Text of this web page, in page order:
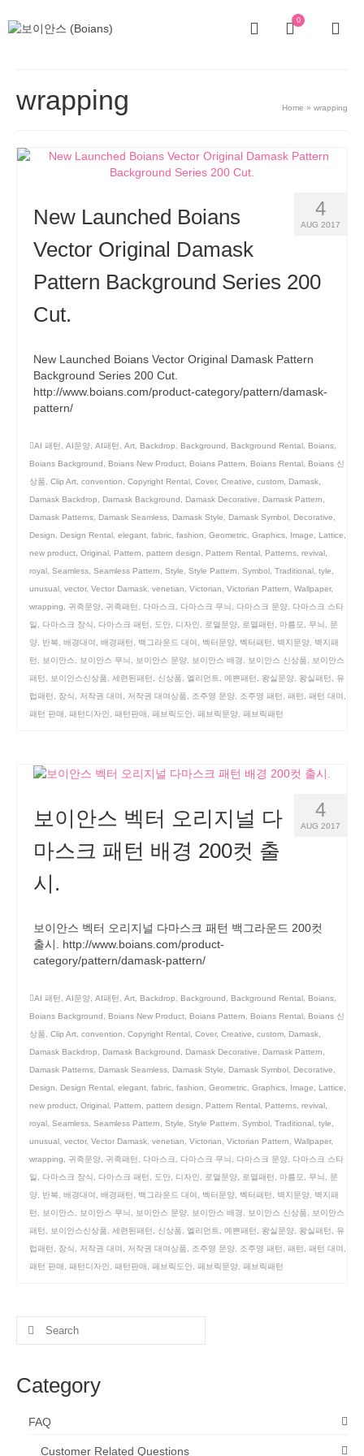
0
wrapping Home » wrapping
4
AUG 2017
New Launched Boians
Vector Original Damask
Pattern Background Series 200
Cut.
New Launched Boians Vector Original Damask Pattern
Background Series 200 Cut.
http://www.boians.com/product-category/pattern/damask-
pattern/
AI 패턴 AI문양 AI패턴 Art Backdrop Background Background Rental Boians
Boians Background
Boians New Product Boians Pattern Boians Rental
Boians 신
상품
Clip Art convention Copyright Rental Cover, Creative custom Damask
Damask Backdrop
Damask Background Damask Decorative Damask Pattern
Damask Patterns
Damask Seamless Damask Style Damask Symbol Decorative
Design
Design Rental elegant fabric fashion Geometric Graphics Image Lattice
new product Original Pattern pattern design Pattern Rental Patterns revival
royal Seamless Seamless Pattern Style Style Pattern Symbol Traditional tyle
unusual vector, Vector Damask venetian Victorian Victorian Pattern Wallpaper,
wrapping
귀족문양 귀족패턴 다마스크 다마스크 무늬 다마스크 문양
다마스크 스타
일
다마스크 장식 다마스크 패턴 도안 디자인 로열문양 로열패턴 마름모 무늬
문
양
반복 배경대여 배경패턴 백그라운드 대여 벡터문양 벡터패턴 벽지문양
벽지패
턴
보이안스 보이안스 무늬 보이안스 문양 보이안스 배경 보이안스 신상품
보이안스
패턴
보이안스신상품 세련된패턴 신상품 엘리먼트 예쁜패턴 왕실문양 왕실패턴
유
럽패턴
장식 저작권 대여 저작권 대여상품 조주영 문양 조주영 패턴 패턴 패턴 대여
패턴 판매
패턴디자인 패턴판매 페브릭도안 페브릭문양 페브릭패턴
4
AUG 2017
보이안스 벡터 오리지널 다
마스크 패턴 배경 200컷 출
시.
보이안스 벡터 오리지널 다마스크 패턴 백그라운드 200컷
출시. http://www.boians.com/product-
category/pattern/damask-pattern/
AI 패턴, AI문양, AI패턴, Art, Backdrop, Background, Background Rental, Boians,
Boians Background, Boians New Product, Boians Pattern, Boians Rental, Boians 신
상품, Clip Art, convention, Copyright Rental, Cover, Creative, custom, Damask,
Damask Backdrop, Damask Background, Damask Decorative, Damask Pattern,
Damask Patterns, Damask Seamless, Damask Style, Damask Symbol, Decorative,
Design, Design Rental, elegant, fabric, fashion, Geometric, Graphics, Image, Lattice,
new product, Original, Pattern, pattern design, Pattern Rental, Patterns, revival,
royal, Seamless, Seamless Pattern, Style, Style Pattern, Symbol, Traditional, tyle,
unusual, vector, Vector Damask, venetian, Victorian, Victorian Pattern, Wallpaper,
wrapping, 귀족문양, 귀족패턴, 다마스크, 다마스크 무늬, 다마스크 문양, 다마스크 스타
일, 다마스크 장식, 다마스크 패턴, 도안, 디자인, 로열문양, 로열패턴, 마름모, 무늬, 문
양, 반복, 배경대여, 배경패턴, 백그라운드 대여, 벡터문양, 벡터패턴, 벽지문양, 벽지패
턴, 보이안스, 보이안스 무늬, 보이안스 문양, 보이안스 배경, 보이안스 신상품, 보이안스
패턴, 보이안스신상품, 세련된패턴, 신상품, 엘리먼트, 예쁜패턴, 왕실문양, 왕실패턴, 유
럽패턴, 장식, 저작권 대여, 저작권 대여상품, 조주영 문양, 조주영 패턴, 패턴, 패턴 대여,
패턴 판매, 패턴디자인, 패턴판매, 페브릭도안, 페브릭문양, 페브릭패턴
Search
for:
Category
FAQ
Customer Related Questions